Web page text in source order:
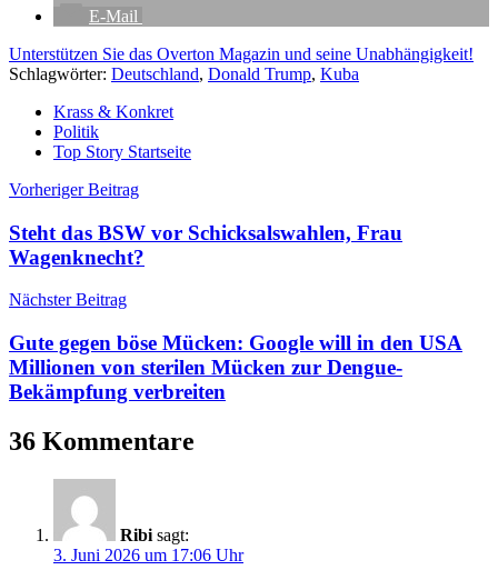
E-Mail
Unterstützen Sie das Overton Magazin und seine Unabhängigkeit!
Schlagwörter: Deutschland, Donald Trump, Kuba
Krass & Konkret
Politik
Top Story Startseite
Beitragsnavigation
Vorheriger Beitrag
Steht das BSW vor Schicksalswahlen, Frau
Wagenknecht?
Nächster Beitrag
Gute gegen böse Mücken: Google will in den USA
Millionen von sterilen Mücken zur Dengue-
Bekämpfung verbreiten
36 Kommentare
Ribi sagt:
3. Juni 2026 um 17:06 Uhr